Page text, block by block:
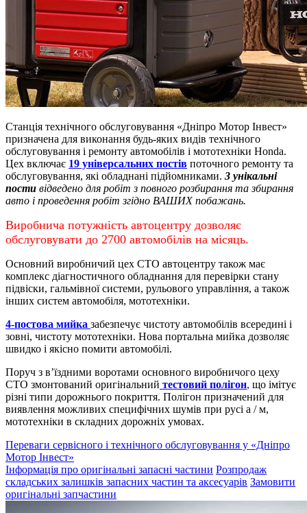
Станція технічного обслуговування «Дніпро Мотор Інвест»
призначена для виконання будь-яких видів технічного
обслуговування і ремонту автомобілів і мототехніки Honda.
Цех включає 19 універсальних постів поточного ремонту та
обслуговування, які обладнані підйомниками. 3 унікальні
пости відведено для робіт з повного розбирання та збирання
авто і проведення робіт згідно ВАШИХ побажань.
Виробнича потужність автоцентру дозволяє
обслуговувати до 2700 автомобілів на місяць.
Основний виробничий цех СТО автоцентру також має
комплекс діагностичного обладнання для перевірки стану
підвіски, гальмівної системи, рульового управління, а також
інших систем автомобіля, мототехніки.
4-постова мийка забезпечує чистоту автомобілів всередині і
зовні, чистоту мототехніки. Нова портальна мийка дозволяє
швидко і якісно помити автомобілі.
Поруч з в’їздними воротами основного виробничого цеху
СТО змонтований оригінальний тестовий полігон, що імітує
різні типи дорожнього покриття. Полігон призначений для
виявлення можливих специфічних шумів при русі а / м,
мототехніки в складних дорожніх умовах.
Переваги сервісного і технічного обслуговування у «Дніпро
Мотор Інвест»
Інформація про оригінальні запасні частини Розпродаж
складських залишків запасних частин та аксесуарів Замовити
оригінальні запчастини